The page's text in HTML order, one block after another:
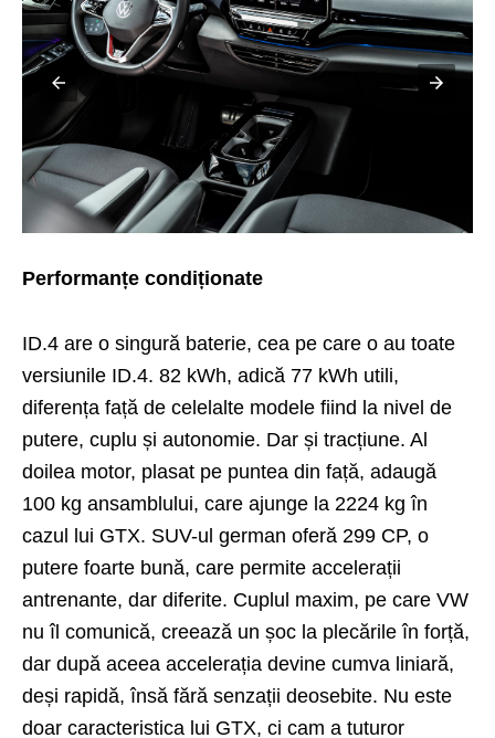
Performanțe condiționate
ID.4 are o singură baterie, cea pe care o au toate
versiunile ID.4. 82 kWh, adică 77 kWh utili,
diferența față de celelalte modele fiind la nivel de
putere, cuplu și autonomie. Dar și tracțiune. Al
doilea motor, plasat pe puntea din față, adaugă
100 kg ansamblului, care ajunge la 2224 kg în
cazul lui GTX. SUV-ul german oferă 299 CP, o
putere foarte bună, care permite accelerații
antrenante, dar diferite. Cuplul maxim, pe care VW
nu îl comunică, creează un șoc la plecările în forță,
dar după aceea accelerația devine cumva liniară,
deși rapidă, însă fără senzații deosebite. Nu este
doar caracteristica lui GTX, ci cam a tuturor